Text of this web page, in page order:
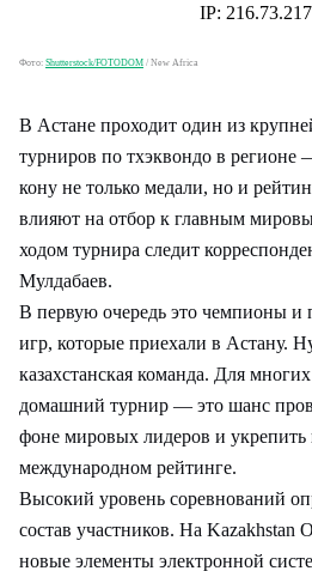
Фото: Shutterstock/FOTODOM / New Africa
В Астане проходит один из
турниров по тхэквондо в регионе
кону не только медали, но и
влияют на отбор к главным
ходом турнира следит
Мулдабаев.
В первую очередь это чемпионы
игр, которые приехали в Астану.
казахстанская команда. Для
домашний турнир — это шанс
фоне мировых лидеров и укрепить
международном рейтинге.
Высокий уровень соревнований
состав участников. На Kazakhstan
новые элементы электронной